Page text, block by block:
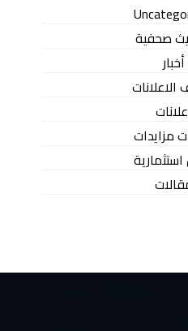
صحفية
أخبار
الاعلانات
مزايدات